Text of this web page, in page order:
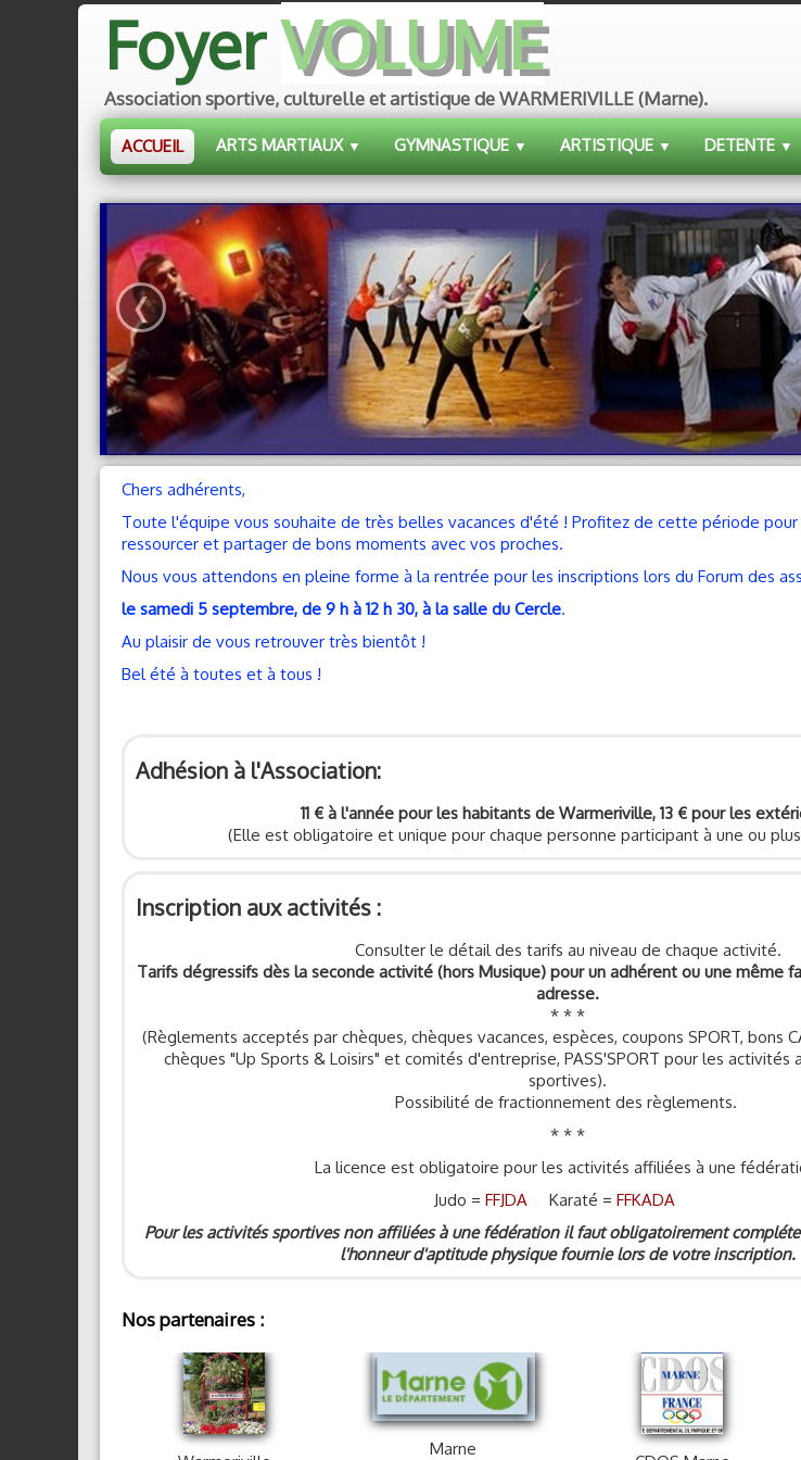
FoyerVOLUME
Association sportive, culturelle et artistique de WARMERIVILLE (Marne).
ACCUEIL ARTS MARTIAUX▼ GYMNASTIQUE▼ ARTISTIQUE▼ DETENTE▼
‹
Chers adhérents,
Toute l'équipe vous souhaite de très belles vacances d'été ! Profitez de cette période pour
ressourcer et partager de bons moments avec vos proches.
Nous vous attendons en pleine forme à la rentrée pour les inscriptions lors du Forum des
le samedi 5 septembre, de 9 h à 12 h 30, à la salle du Cercle.
Au plaisir de vous retrouver très bientôt !
Bel été à toutes et à tous !
Adhésion à l'Association:
11 € à l'année pour les habitants de Warmeriville, 13 € pour les
(Elle est obligatoire et unique pour chaque personne participant à une ou
Inscription aux activités :
Consulter le détail des tarifs au niveau de chaque activité.
Tarifs dégressifs dès la seconde activité (hors Musique) pour un adhérent ou une même
adresse.
* * *
(Règlements acceptés par chèques, chèques vacances, espèces, coupons SPORT, bons
chèques "Up Sports & Loisirs" et comités d'entreprise, PASS'SPORT pour les activités
sportives).
Possibilité de fractionnement des règlements.
* * *
La licence est obligatoire pour les activités affiliées à une
Judo =FFJDA Karaté =FFKADA
Pour les activités sportives non affiliées à une fédération il faut obligatoirement
l'honneur d'aptitude physique fournie lors de votre inscription.
Nos partenaires :
Marne